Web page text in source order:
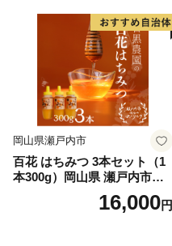
岡山県瀬戸内市
百花 はちみつ 3本セット（1
本300g）岡山県 瀬戸内市産
石黒農園 ヨーグルト パン 砂
糖の代わり 香り高い いい香
16,000円